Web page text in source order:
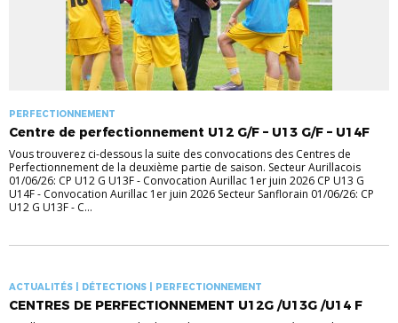
PERFECTIONNEMENT
Centre de perfectionnement U12 G/F – U13 G/F – U14F
Vous trouverez ci-dessous la suite des convocations des Centres de
Perfectionnement de la deuxième partie de saison. Secteur Aurillacois
01/06/26: CP U12 G U13F - Convocation Aurillac 1er juin 2026 CP U13 G
U14F - Convocation Aurillac 1er juin 2026 Secteur Sanflorain 01/06/26: CP
U12 G U13F - C...
ACTUALITÉS | DÉTECTIONS | PERFECTIONNEMENT
CENTRES DE PERFECTIONNEMENT U12G /U13G /U14 F